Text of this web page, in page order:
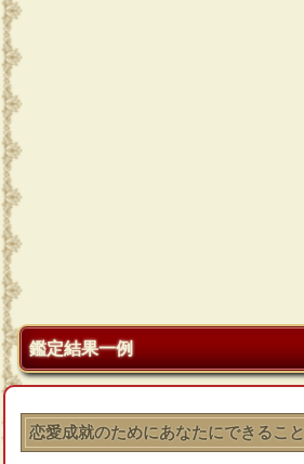
鑑定結果一例
恋愛成就のためにあなたにできること